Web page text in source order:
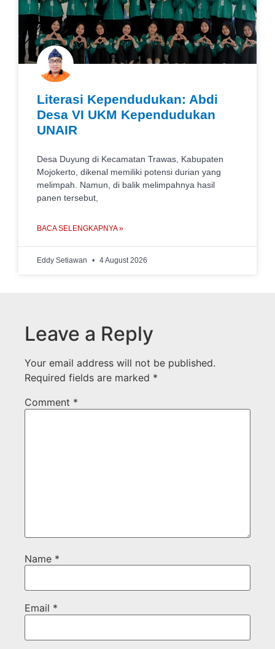
Literasi Kependudukan: Abdi
Desa VI UKM Kependudukan
UNAIR
Desa Duyung di Kecamatan Trawas, Kabupaten
Mojokerto, dikenal memiliki potensi durian yang
melimpah. Namun, di balik melimpahnya hasil
panen tersebut,
BACA SELENGKAPNYA »
Eddy Setiawan 4 August 2026
Leave a Reply
Your email address will not be published.
Required fields are marked *
Comment *
Name *
Email *